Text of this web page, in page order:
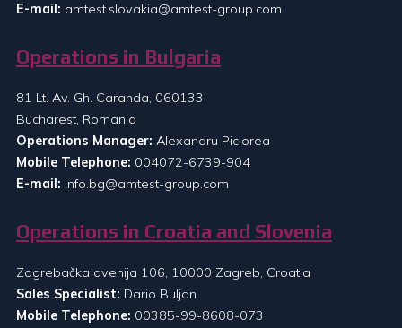
E-mail: amtest.slovakia@amtest-group.com
Operations in Bulgaria
81 Lt. Av. Gh. Caranda, 060133
Bucharest, Romania
Operations Manager: Alexandru Piciorea
Mobile Telephone: 004072-6739-904
E-mail: info.bg@amtest-group.com
Operations in Croatia and Slovenia
Zagrebačka avenija 106, 10000 Zagreb, Croatia
Sales Specialist: Dario Buljan
Mobile Telephone: 00385-99-8608-073